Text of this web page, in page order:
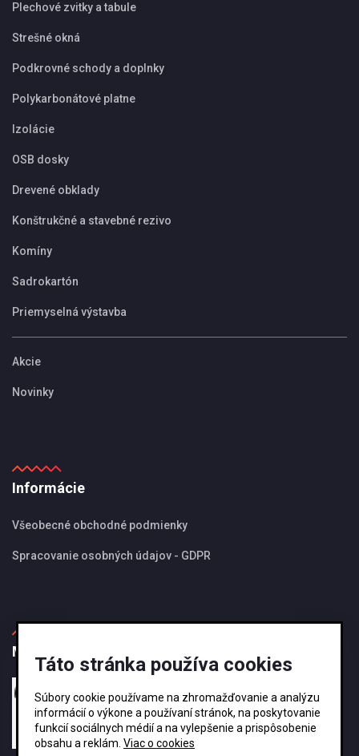
Plechové zvitky a tabule
Strešné okná
Podkrovné schody a doplnky
Polykarbonátové platne
Izolácie
OSB dosky
Drevené obklady
Konštrukčné a stavebné rezivo
Komíny
Sadrokartón
Priemyselná výstavba
Akcie
Novinky
Informácie
Všeobecné obchodné podmienky
Spracovanie osobných údajov - GDPR
MBS Magazín
Ako si vybrať správnu veľkosť odkvapového
systému KJG ?
Táto stránka používa cookies
Súbory cookie používame na zhromažďovanie a analýzu
informácií o výkone a používaní stránok, na poskytovanie
funkcií sociálnych médií a na vylepšenie a prispôsobenie
obsahu a reklám. Viac o cookies